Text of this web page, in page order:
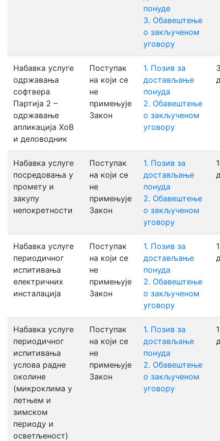
понуде
3. Обавештење
о закљученом
уговору
Набавка услуге
одржавања
софтвера
Партија 2 –
одржавање
апликација ХоВ
и деловодник
Поступак
на који се
не
примењује
Закон
1. Позив за
достављање
понуда
2. Oбавештење
о закљученом
уговору
Набавка услуге
посредовања у
промету и
закупу
непокретности
Поступак
на који се
не
примењује
Закон
1. Позив за
достављање
понуда
2. Oбавештење
о закљученом
уговору
Набавка услуге
периодичног
испитивања
електричних
инсталација
Поступак
на који се
не
примењује
Закон
1. Позив за
достављање
понуда
2. Обавештење
о закљученом
уговору
Набавка услуге
периодичног
испитивања
услова радне
околине
(микроклима у
летњем и
зимском
периоду и
осветљеност)
Поступак
на који се
не
примењује
Закон
1. Позив за
достављање
понуда
2. Обавештење
о закљученом
уговору